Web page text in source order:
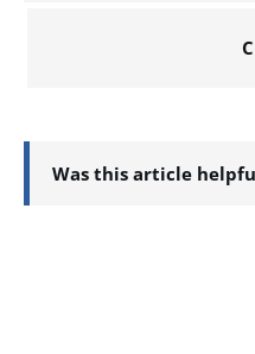
Was this article